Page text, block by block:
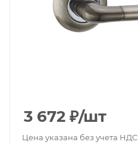
3 672 ₽/шт
Цена указана без учета НДС